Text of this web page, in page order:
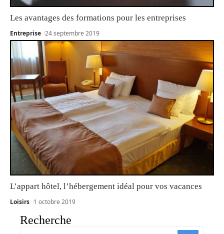
Les avantages des formations pour les entreprises
Entreprise 24 septembre 2019
L’appart hôtel, l’hébergement idéal pour vos vacances
Loisirs 1 octobre 2019
Recherche